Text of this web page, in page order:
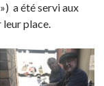
a été servi aux
leur place.